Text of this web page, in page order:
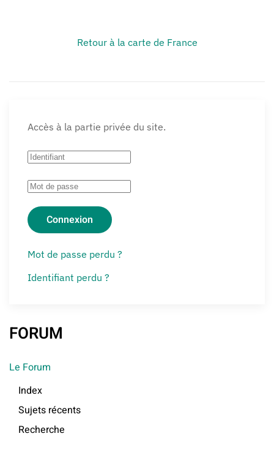
Retour à la carte de France
Accès à la partie privée du site.
Connexion
Mot de passe perdu ?
Identifiant perdu ?
FORUM
Le Forum
Index
Sujets récents
Recherche